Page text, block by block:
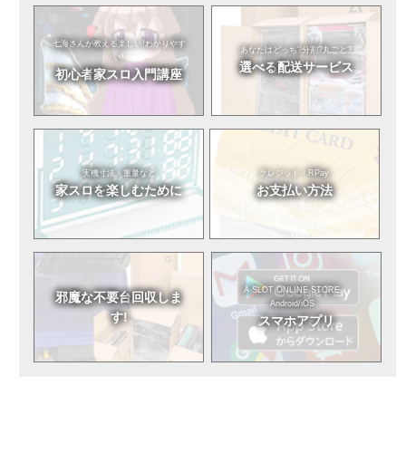
七海さんが教える楽しい!わかりやす
い!
初心者家スロ入門講座
あなたはどっち?分割?丸ごと?
選べる配送サービス
実機寸法・重量など
家スロを楽しむために
クレジット・RPay
お支払い方法
邪魔な不要台回収しま
す!
A-SLOT ONLINE STORE
Android/iOS
スマホアプリ